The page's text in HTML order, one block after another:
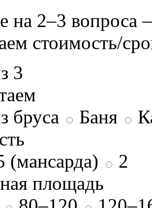
на 2–3
стоимость/
3
бруса
Баня
(мансарда)
2
площадь